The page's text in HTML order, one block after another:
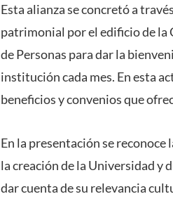
Esta alianza se concretó a
patrimonial por el edificio de la
de Personas para dar la
institución cada mes. En esta
beneficios y convenios que
En la presentación se
la creación de la Universidad y
dar cuenta de su relevancia